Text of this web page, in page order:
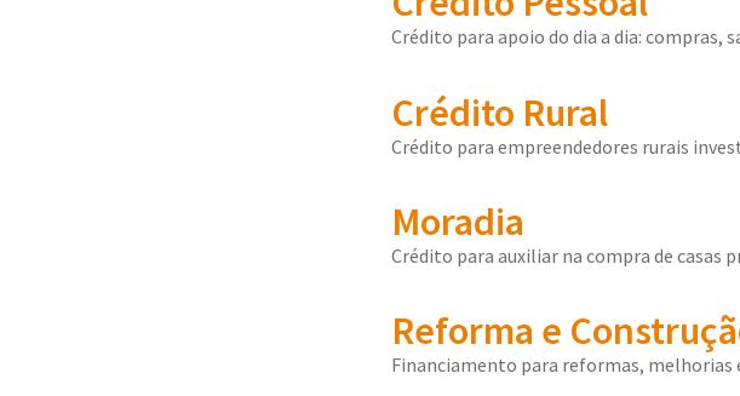
Crédito para apoio do dia a dia: compras,
Crédito Rural
Crédito para empreendedores rurais
Moradia
Crédito para auxiliar na compra de casas
Reforma e
Financiamento para reformas, melhorias